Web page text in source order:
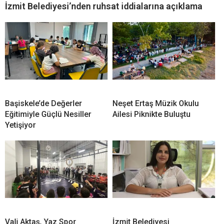
İzmit Belediyesi’nden ruhsat iddialarına açıklama
Başiskele’de Değerler
Eğitimiyle Güçlü Nesiller
Yetişiyor
Neşet Ertaş Müzik Okulu
Ailesi Piknikte Buluştu
Vali Aktaş, Yaz Spor İzmit Belediyesi